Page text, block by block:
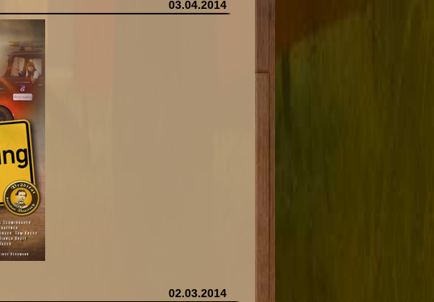
03.04.2014
02.03.2014